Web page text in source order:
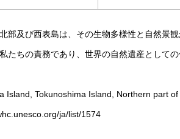
部及び西表島は、その生物多様性と自然景
たちの責務であり、世界の自然遺産として
Island, Tokunoshima Island, Northern part
ja/list/1574